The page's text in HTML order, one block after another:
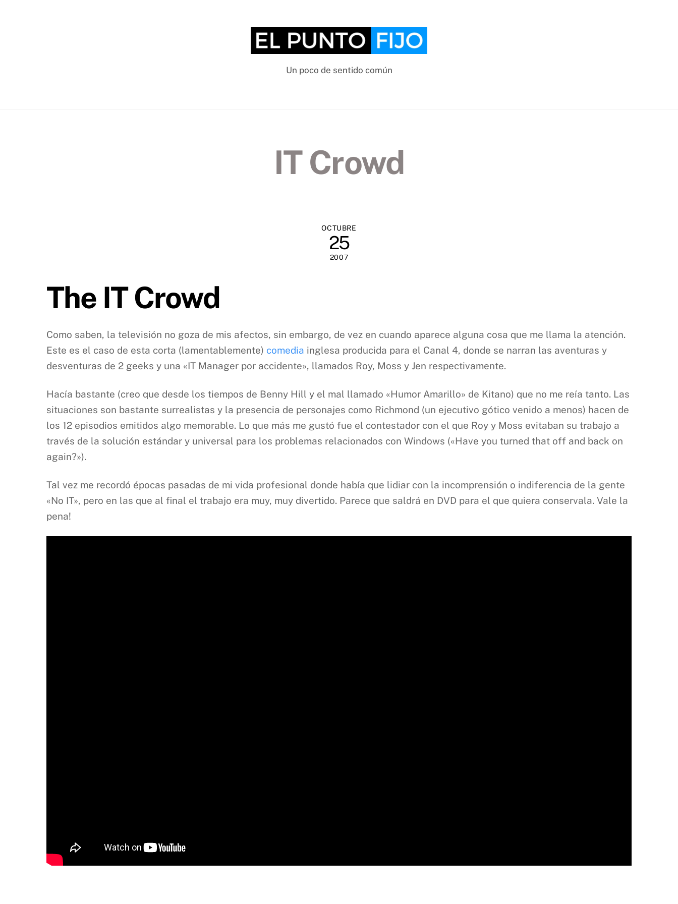
Un poco de sentido común
IT Crowd
OCTUBRE
25
2007
The IT Crowd
Como saben, la televisión no goza de mis afectos, sin embargo, de vez en cuando aparece alguna cosa que me llama la atención.
Este es el caso de esta corta (lamentablemente) comedia inglesa producida para el Canal 4, donde se narran las aventuras y
desventuras de 2 geeks y una «IT Manager por accidente», llamados Roy, Moss y Jen respectivamente.
Hacía bastante (creo que desde los tiempos de Benny Hill y el mal llamado «Humor Amarillo» de Kitano) que no me reía tanto. Las
situaciones son bastante surrealistas y la presencia de personajes como Richmond (un ejecutivo gótico venido a menos) hacen de
los 12 episodios emitidos algo memorable. Lo que más me gustó fue el contestador con el que Roy y Moss evitaban su trabajo a
través de la solución estándar y universal para los problemas relacionados con Windows («Have you turned that off and back on
again?»).
Tal vez me recordó épocas pasadas de mi vida profesional donde había que lidiar con la incomprensión o indiferencia de la gente
«No IT», pero en las que al final el trabajo era muy, muy divertido. Parece que saldrá en DVD para el que quiera conservala. Vale la
pena!